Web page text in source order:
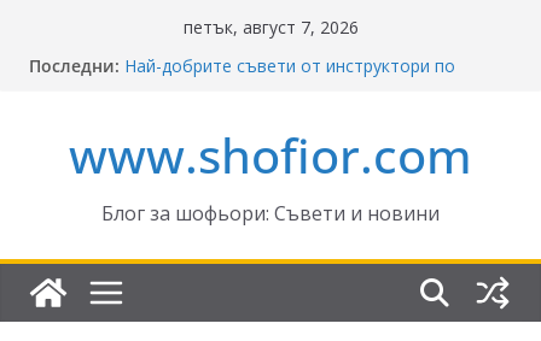
петък, август 7, 2026
Последни: Най-добрите съвети от инструктори по
пътищата на България – в сила от 2026
ВНИМАНИЕ: Франция криминализира
Отнемане на контролни точки – по колко и
Промени в Закона за пътищата 2025–2026:
Какво трябва да знаят шофьорите?
www.shofior.com
Блог за шофьори: Съвети и новини